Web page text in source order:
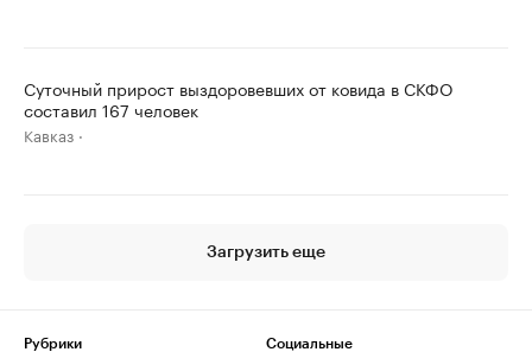
Суточный прирост выздоровевших от ковида в СКФО
составил 167 человек
Кавказ
Загрузить еще
Рубрики
Социальные